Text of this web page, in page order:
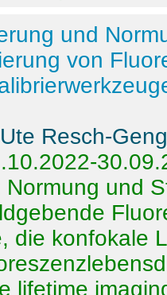
und
von
Resch-
Normung und
die konfokale
lifetime